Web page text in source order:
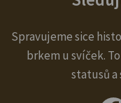
Spravujeme sice
brkem u svíček.
statusů